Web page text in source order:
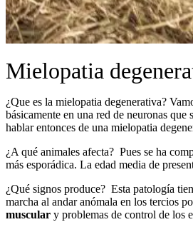
Mielopatia
¿Que es la mielopatia degenerativa?
básicamente en una red de neuronas
hablar entonces de una mielopatia
¿A qué animales afecta? Pues se ha
más esporádica. La edad media de
¿Qué signos produce? Esta patología
marcha al andar anómala en los tercios
muscular y problemas de control de los